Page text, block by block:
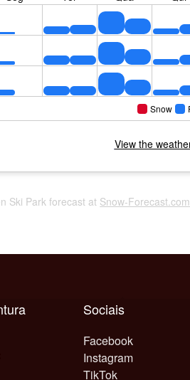
Ski Park forecast at Snow-Forecast.com
Sociais
Facebook
Instagram
TikTok